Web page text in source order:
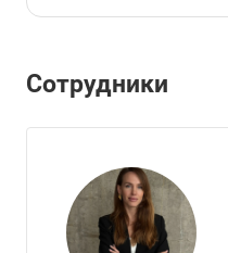
Сотрудники